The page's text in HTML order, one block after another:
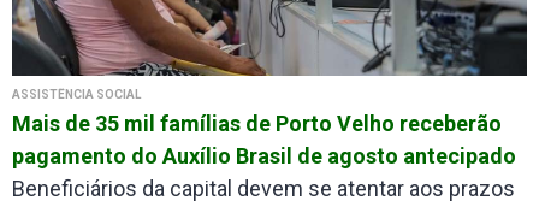
ASSISTÊNCIA SOCIAL
Mais de 35 mil famílias de Porto Velho receberão
pagamento do Auxílio Brasil de agosto antecipado
Beneficiários da capital devem se atentar aos prazos